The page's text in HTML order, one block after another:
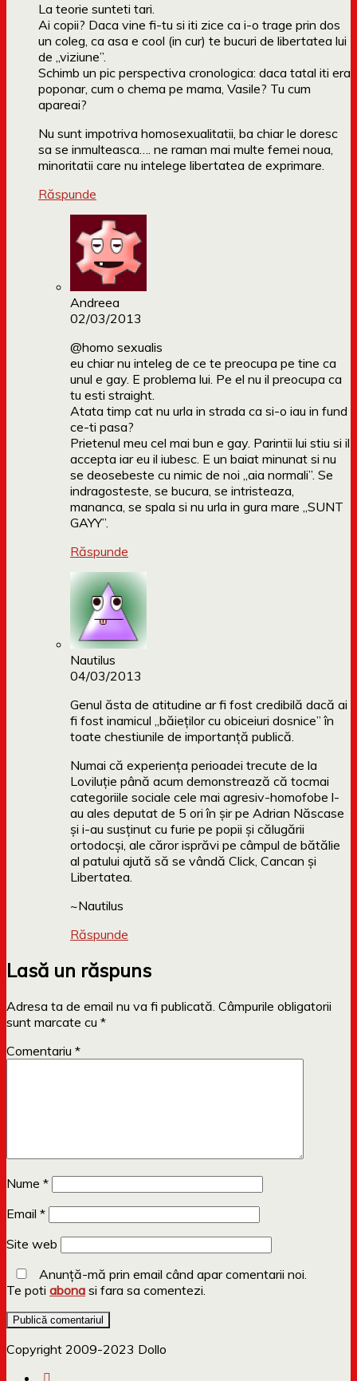
La teorie sunteti tari.
Ai copii? Daca vine fi-tu si iti zice ca i-o trage prin dos
un coleg, ca asa e cool (in cur) te bucuri de libertatea lui
de „viziune”.
Schimb un pic perspectiva cronologica: daca tatal iti era
poponar, cum o chema pe mama, Vasile? Tu cum
apareai?
Nu sunt impotriva homosexualitatii, ba chiar le doresc
sa se inmulteasca…. ne raman mai multe femei noua,
minoritatii care nu intelege libertatea de exprimare.
Răspunde
Andreea
02/03/2013
@homo sexualis
eu chiar nu inteleg de ce te preocupa pe tine ca
unul e gay. E problema lui. Pe el nu il preocupa ca
tu esti straight.
Atata timp cat nu urla in strada ca si-o iau in fund
ce-ti pasa?
Prietenul meu cel mai bun e gay. Parintii lui stiu si il
accepta iar eu il iubesc. E un baiat minunat si nu
se deosebeste cu nimic de noi „aia normali”. Se
indragosteste, se bucura, se intristeaza,
mananca, se spala si nu urla in gura mare „SUNT
GAYY”.
Răspunde
Nautilus
04/03/2013
Genul ăsta de atitudine ar fi fost credibilă dacă ai
fi fost inamicul „băieţilor cu obiceiuri dosnice” în
toate chestiunile de importanţă publică.
Numai că experienţa perioadei trecute de la
Loviluţie până acum demonstrează că tocmai
categoriile sociale cele mai agresiv-homofobe l-
au ales deputat de 5 ori în şir pe Adrian Născase
şi i-au susţinut cu furie pe popii şi călugării
ortodocşi, ale căror isprăvi pe câmpul de bătălie
al patului ajută să se vândă Click, Cancan şi
Libertatea.
~Nautilus
Răspunde
Lasă un răspuns
Adresa ta de email nu va fi publicată. Câmpurile obligatorii
sunt marcate cu *
Comentariu *
Nume *
Email *
Site web
Anunță-mă prin email când apar comentarii noi.
Te poti abona si fara sa comentezi.
Copyright 2009-2023 Dollo